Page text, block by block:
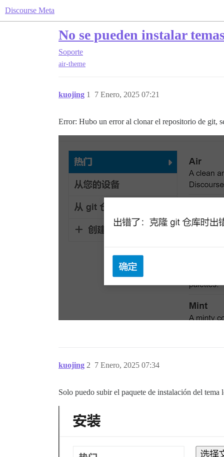
Discourse Meta
No se pueden instalar
Soporte
air-theme
kuojing 7 Enero, 2025 07:21
1
Error: Hubo un error al clonar el repositorio de git,
kuojing 7 Enero, 2025 07:34
2
Solo puedo subir el paquete de instalación del